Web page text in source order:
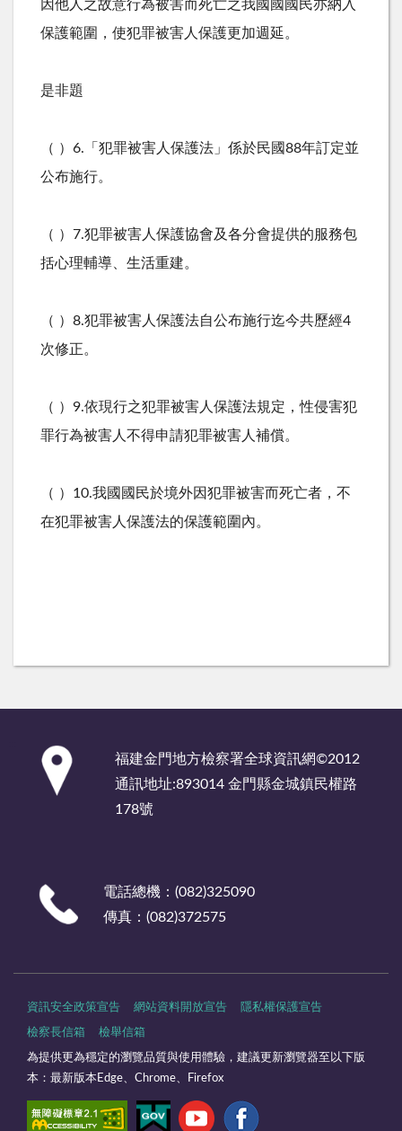
因他人之故意行為被害而死亡之我國國國民亦納入
保護範圍，使犯罪被害人保護更加週延。
是非題
（ ）6.「犯罪被害人保護法」係於民國88年訂定並
公布施行。
（ ）7.犯罪被害人保護協會及各分會提供的服務包
括心理輔導、生活重建。
（ ）8.犯罪被害人保護法自公布施行迄今共歷經4
次修正。
（ ）9.依現行之犯罪被害人保護法規定，性侵害犯
罪行為被害人不得申請犯罪被害人補償。
（ ）10.我國國民於境外因犯罪被害而死亡者，不
在犯罪被害人保護法的保護範圍內。
福建金門地方檢察署全球資訊網©2012
通訊地址:893014 金門縣金城鎮民權路
178號
電話總機：(082)325090
傳真：(082)372575
資訊安全政策宣告 網站資料開放宣告 隱私權保護宣告
檢察長信箱 檢舉信箱
為提供更為穩定的瀏覽品質與使用體驗，建議更新瀏覽器至以下版
本：最新版本Edge、Chrome、Firefox